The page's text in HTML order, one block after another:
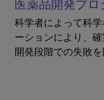
医薬品開発プロ
科学者によって科
ーションにより、
開発段階での失敗を